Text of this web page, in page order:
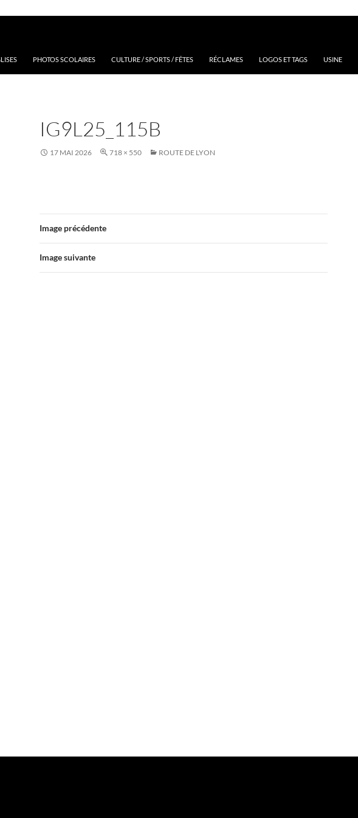
PHOTOS SCOLAIRES CULTURE / SPORTS / FÊTES RÉCLAMES LOGOS ET TAGS USINE
IG9L25_115B
17 MAI 2026 718 × 550 ROUTE DE LYON
Image précédente
Image suivante